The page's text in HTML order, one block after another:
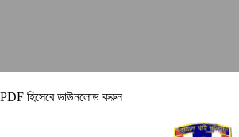
হিসেবে ডাউনলোড করুন